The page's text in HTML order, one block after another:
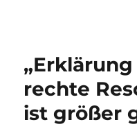
„Erklärung
rechte
ist größer